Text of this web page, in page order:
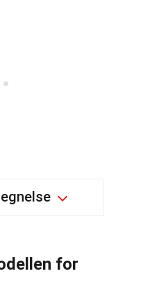
for